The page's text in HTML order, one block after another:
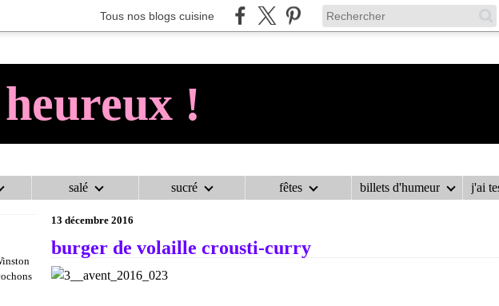
Tous nos blogs cuisine
!
salé sucré fêtes billets d'humeur
j'ai
AU COCHON HEUREUX ! BURGERS BURGER DE VOLAILLE CROUSTI-CURRY
13 décembre 2016
burger de volaille crousti-curry